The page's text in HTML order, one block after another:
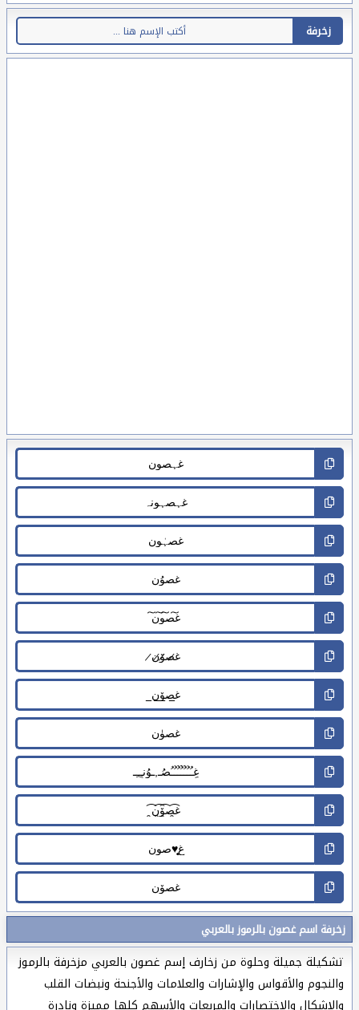
زخرفة
زخرفة اسم غصون بالرموز بالعربي
تشكيلة جميلة وحلوة من زخارف إسم غصون بالعربي مزخرفة بالرموز
والنجوم والأقواس والإشارات والعلامات والأجنحة ونبضات القلب
والاشكال والاختصارات والمربعات والأسهم كلها مميزة ونادرة